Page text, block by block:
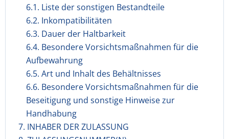
6.1. Liste der sonstigen Bestandteile
6.2. Inkompatibilitäten
6.3. Dauer der Haltbarkeit
6.4. Besondere Vorsichtsmaßnahmen für die
Aufbewahrung
6.5. Art und Inhalt des Behältnisses
6.6. Besondere Vorsichtsmaßnahmen für die
Beseitigung und sonstige Hinweise zur
Handhabung
7. INHABER DER ZULASSUNG